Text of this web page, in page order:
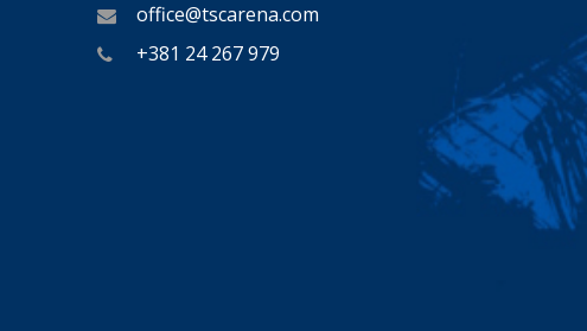
office@tscarena.com
+381 24 267 979